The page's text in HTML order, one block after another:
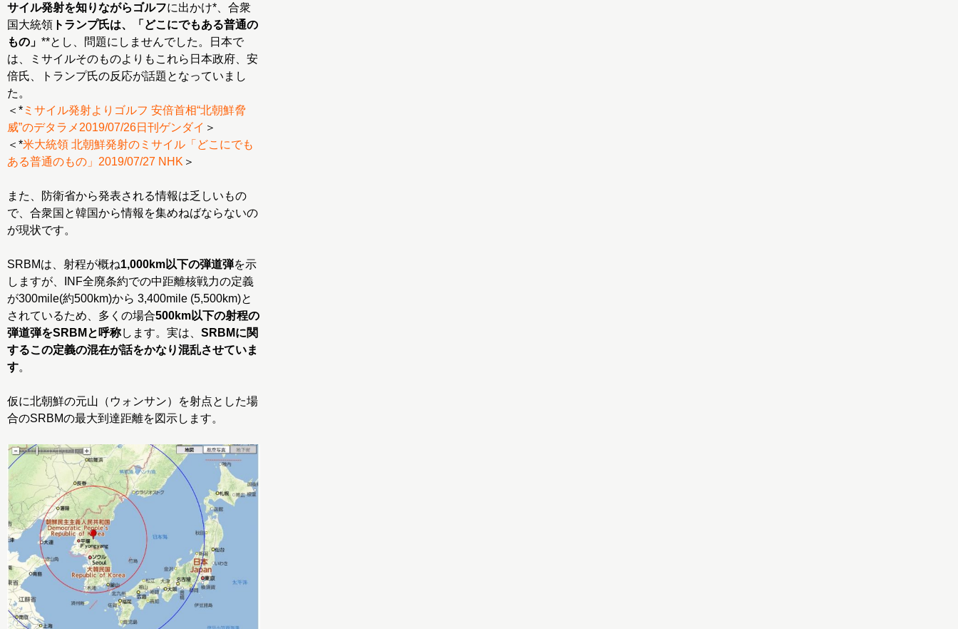
サイル発射を知りながらゴルフに出かけ*、合衆
国大統領 トランプ氏は、「どこにでもある普通の
もの」 **とし、問題にしませんでした。日本で
は、ミサイルそのものよりもこれら日本政府、安
倍氏、トランプ氏の反応が話題となっていまし
た。
＜* ミサイル発射よりゴルフ 安倍首相“北朝鮮脅
威”のデタラメ2019/07/26日刊ゲンダイ ＞
＜*米大統領 北朝鮮発射のミサイル「どこにでも
ある普通のもの」2019/07/27 NHK ＞
また、防衛省から発表される情報は乏しいもの
で、合衆国と韓国から情報を集めねばならないの
が現状です。
SRBMは、射程が概ね1,000km以下の弾道弾を示
しますが、INF全廃条約での中距離核戦力の定義
が300mile(約500km)から 3,400mile (5,500km)と
されているため、多くの場合500km以下の射程の
弾道弾をSRBMと呼称します。実は、 SRBMに関
するこの定義の混在が話をかなり混乱させていま
す。
仮に北朝鮮の元山（ウォンサン）を射点とした場
合のSRBMの最大到達距離を図示します。